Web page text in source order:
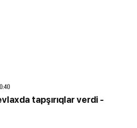
tapşırıqlar verdi -